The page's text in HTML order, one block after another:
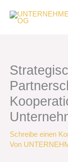
Inhalt
springen
Schreibe einen
Von